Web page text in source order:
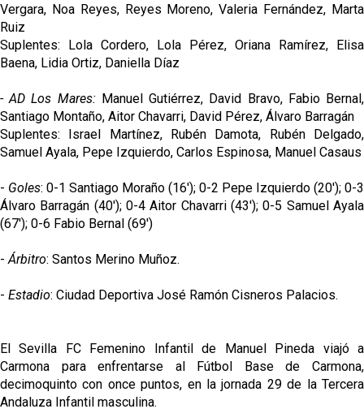
Vergara, Noa Reyes, Reyes Moreno, Valeria Fernández, Marta
Ruiz
Suplentes: Lola Cordero, Lola Pérez, Oriana Ramírez, Elisa
Baena, Lidia Ortiz, Daniella Díaz
- AD Los Mares: Manuel Gutiérrez, David Bravo, Fabio Bernal,
Santiago Montaño, Aitor Chavarri, David Pérez, Álvaro Barragán
Suplentes: Israel Martínez, Rubén Damota, Rubén Delgado,
Samuel Ayala, Pepe Izquierdo, Carlos Espinosa, Manuel Casaus
- Goles: 0-1 Santiago Moraño (16'); 0-2 Pepe Izquierdo (20'); 0-3
Álvaro Barragán (40'); 0-4 Aitor Chavarri (43'); 0-5 Samuel Ayala
(67'); 0-6 Fabio Bernal (69')
-Árbitro: Santos Merino Muñoz.
- Estadio: Ciudad Deportiva José Ramón Cisneros Palacios.
El Sevilla FC Femenino Infantil de Manuel Pineda viajó a
Carmona para enfrentarse al Fútbol Base de Carmona,
decimoquinto con once puntos, en la jornada 29 de la Tercera
Andaluza Infantil masculina.